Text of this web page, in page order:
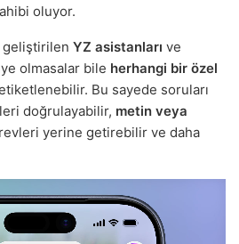
oluyor.
geliştirilen YZ asistanları ve
olmasalar bile herhangi bir özel
Bu sayede soruları
doğrulayabilir, metin veya
yerine getirebilir ve daha